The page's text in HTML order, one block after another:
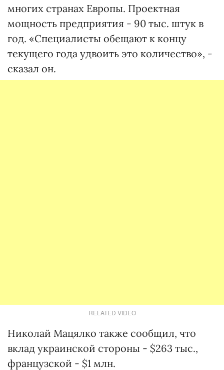
многих странах Европы. Проектная
мощность предприятия - 90 тыс. штук в
год. «Специалисты обещают к концу
текущего года удвоить это количество», -
сказал он.
RELATED VIDEO
Николай Мацялко также сообщил, что
вклад украинской стороны - $263 тыс.,
французской - $1 млн.